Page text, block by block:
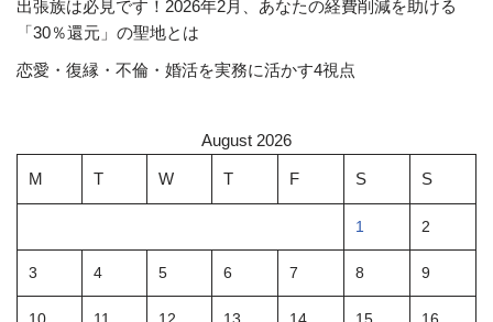
出張族は必見です！2026年2月、あなたの経費削減を助ける
「30％還元」の聖地とは
恋愛・復縁・不倫・婚活を実務に活かす4視点
August 2026
M T W T F S S
1 2
3 4 5 6 7 8 9